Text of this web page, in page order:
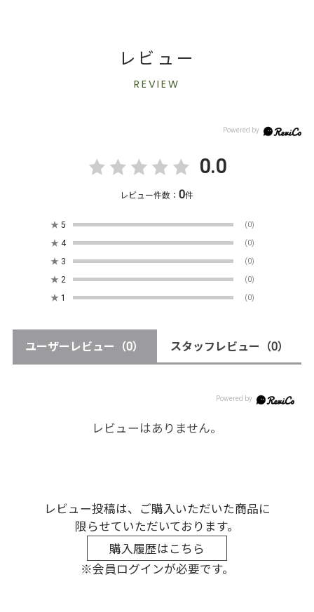
レビュー
REVIEW
0.0
レビュー件数：0件
★ 5 (0)
★ 4 (0)
★ 3 (0)
★ 2 (0)
★ 1 (0)
ユーザーレビュー （0） スタッフレビュー （0）
レビューはありません。
レビュー投稿は、ご購入いただいた商品に
限らせていただいております。
購入履歴はこちら
※会員ログインが必要です。